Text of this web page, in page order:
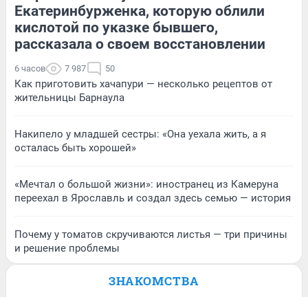
Екатеринбурженка, которую облили
кислотой по указке бывшего,
рассказала о своем восстановлении
6 часов 7 987 50
Как приготовить хачапури — несколько рецептов от
жительницы Барнаула
Накипело у младшей сестры: «Она уехала жить, а я
осталась быть хорошей»
«Мечтал о большой жизни»: иностранец из Камеруна
переехал в Ярославль и создал здесь семью — история
Почему у томатов скручиваются листья — три причины
и решение проблемы
ЗНАКОМСТВА